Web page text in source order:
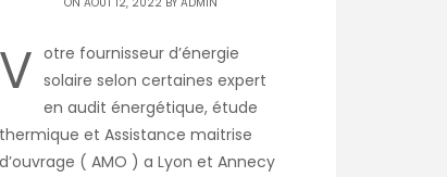
V otre fournisseur d’énergie
solaire selon certaines expert
en audit énergétique, étude
thermique et Assistance maitrise
d’ouvrage ( AMO ) a Lyon et Annecy